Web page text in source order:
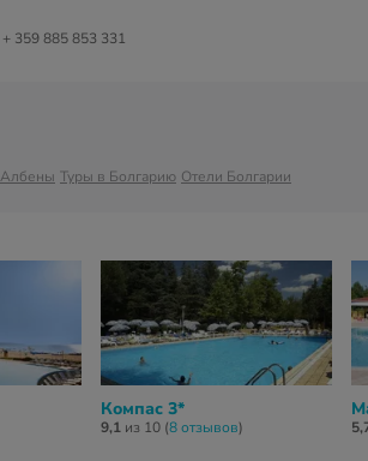
359 885 853 331
Туры в Болгарию Отели Болгарии
Компас 3*
9,1из 10 (8 отзывов)